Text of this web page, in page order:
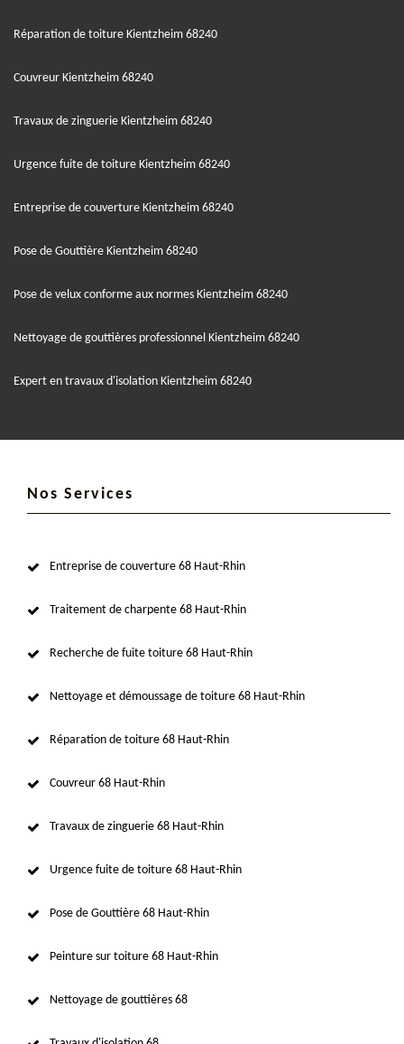
Réparation de toiture Kientzheim 68240
Couvreur Kientzheim 68240
Travaux de zinguerie Kientzheim 68240
Urgence fuite de toiture Kientzheim 68240
Entreprise de couverture Kientzheim 68240
Pose de Gouttière Kientzheim 68240
Pose de velux conforme aux normes Kientzheim 68240
Nettoyage de gouttières professionnel Kientzheim 68240
Expert en travaux d'isolation Kientzheim 68240
Nos Services
Entreprise de couverture 68 Haut-Rhin
Traitement de charpente 68 Haut-Rhin
Recherche de fuite toiture 68 Haut-Rhin
Nettoyage et démoussage de toiture 68 Haut-Rhin
Réparation de toiture 68 Haut-Rhin
Couvreur 68 Haut-Rhin
Travaux de zinguerie 68 Haut-Rhin
Urgence fuite de toiture 68 Haut-Rhin
Pose de Gouttière 68 Haut-Rhin
Peinture sur toiture 68 Haut-Rhin
Nettoyage de gouttières 68